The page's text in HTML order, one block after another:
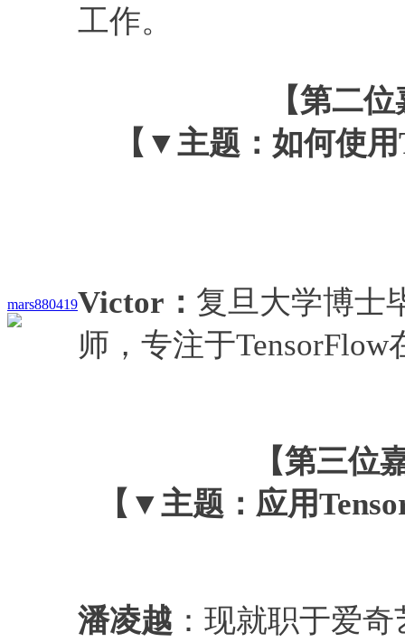
mars880419
工作。
【第二
【▼主题： 如何使
Victor ： 复旦大学博士
师，专注于
【第三位
【▼主题： 应用
潘凌越 ：现就职于爱